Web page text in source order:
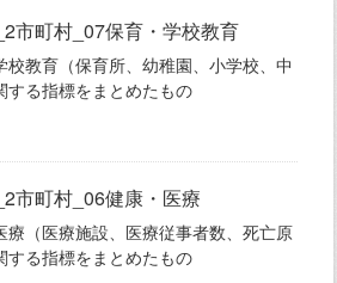
市町村_07保育・学校教育
教育（保育所、幼稚園、小学校、中
する指標をまとめたもの
市町村_06健康・医療
療（医療施設、医療従事者数、死亡原
する指標をまとめたもの